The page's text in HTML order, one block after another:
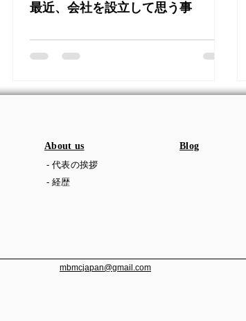
最近、会社を設立して思う事
About us
- 代表の挨拶
- 経歴
Blog
mbmcjapan@gmail.com